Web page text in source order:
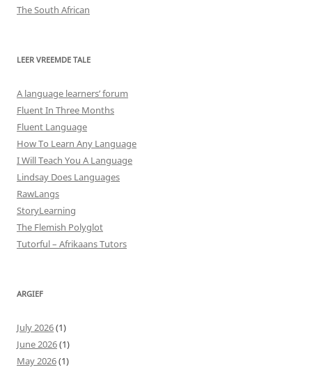
The South African
LEER VREEMDE TALE
A language learners’ forum
Fluent In Three Months
Fluent Language
How To Learn Any Language
I Will Teach You A Language
Lindsay Does Languages
RawLangs
StoryLearning
The Flemish Polyglot
Tutorful – Afrikaans Tutors
ARGIEF
July 2026(1)
June 2026(1)
May 2026(1)